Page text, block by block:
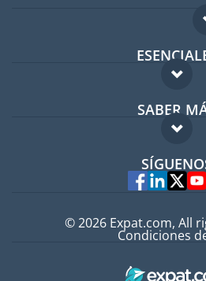
Foro para
Guía para
Trabajos en el
SABER
FAQ
Expertos
© 2026 Expat.com, All
Condiciones